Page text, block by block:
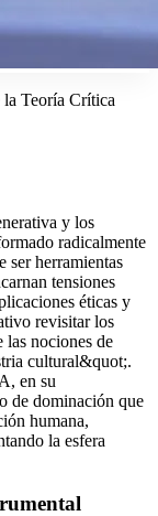
Teoría Crítica
y los
radicalmente
ser herramientas
tensiones
éticas y
revisitar los
las nociones de
cultural&quot;.
en su
de dominación que
humana,
la esfera